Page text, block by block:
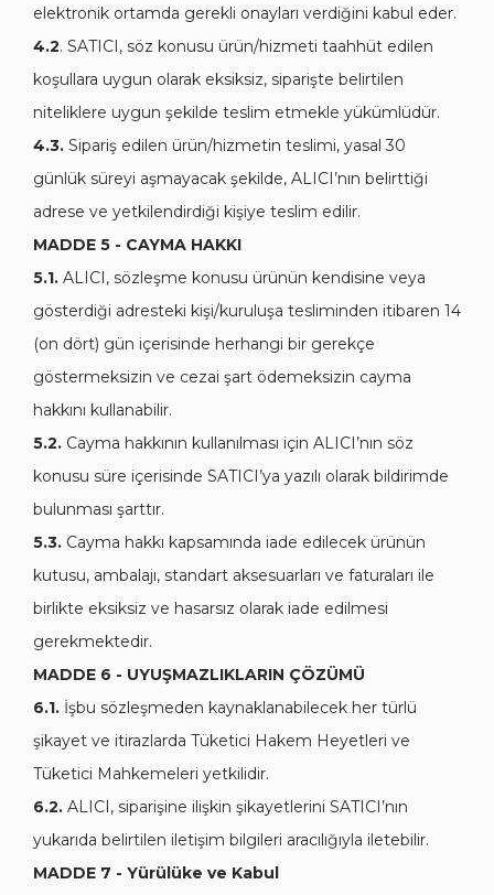
elektronik ortamda gerekli onayları verdiğini kabul eder.
4.2. SATICI, söz konusu ürün/hizmeti taahhüt edilen
koşullara uygun olarak eksiksiz, siparişte belirtilen
niteliklere uygun şekilde teslim etmekle yükümlüdür.
4.3. Sipariş edilen ürün/hizmetin teslimi, yasal 30
günlük süreyi aşmayacak şekilde, ALICI’nın belirttiği
adrese ve yetkilendirdiği kişiye teslim edilir.
MADDE 5 - CAYMA HAKKI
5.1. ALICI, sözleşme konusu ürünün kendisine veya
gösterdiği adresteki kişi/kuruluşa tesliminden itibaren 14
(on dört) gün içerisinde herhangi bir gerekçe
göstermeksizin ve cezai şart ödemeksizin cayma
hakkını kullanabilir.
5.2. Cayma hakkının kullanılması için ALICI’nın söz
konusu süre içerisinde SATICI’ya yazılı olarak bildirimde
bulunması şarttır.
5.3. Cayma hakkı kapsamında iade edilecek ürünün
kutusu, ambalajı, standart aksesuarları ve faturaları ile
birlikte eksiksiz ve hasarsız olarak iade edilmesi
gerekmektedir.
MADDE 6 - UYUŞMAZLIKLARIN ÇÖZÜMÜ
6.1. İşbu sözleşmeden kaynaklanabilecek her türlü
şikayet ve itirazlarda Tüketici Hakem Heyetleri ve
Tüketici Mahkemeleri yetkilidir.
6.2. ALICI, siparişine ilişkin şikayetlerini SATICI’nın
yukarıda belirtilen iletişim bilgileri aracılığıyla iletebilir.
MADDE 7 - Yürülüke ve Kabul